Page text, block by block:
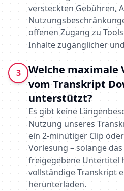
versteckten Gebühren,
offenen Zugang zu
Inhalte zugänglicher
3
Welche maximale
vom Transkript
unterstützt?
Es gibt keine
Nutzung unseres
ein 2-minütiger Clip
Vorlesung – solange
freigegebene Untertitel
vollständige Transkript
herunterladen.